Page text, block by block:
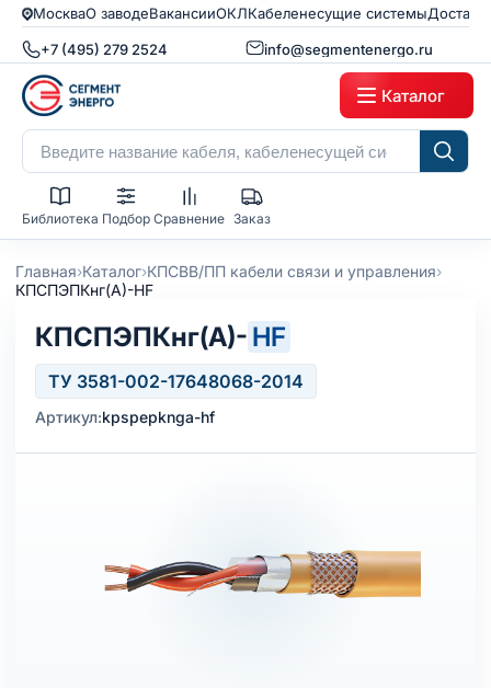
МоскваО заводеВакансииОКЛКабеленесущие системы
+7 (495) 279 2524 info@segmentenergo.ru
Каталог
Библиотека Подбор Сравнение Заказ
Главная›Каталог›КПСВВ/ПП кабели связи и управления›
КПСПЭПКнг(А)-HF
КПСПЭПКнг(А)- HF
ТУ 3581-002-17648068-2014
Артикул:kpspepknga-hf